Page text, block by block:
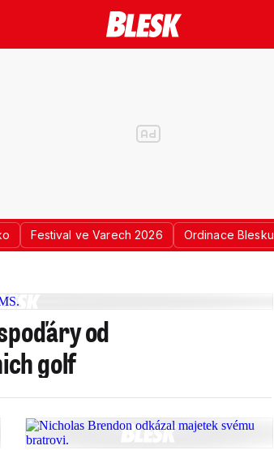
Festival ve Varech 2026 Ordinace Blesku
od
golf